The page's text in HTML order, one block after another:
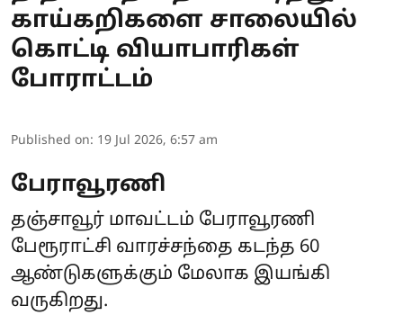
காய்கறிகளை சாலையில்
கொட்டி வியாபாரிகள்
போராட்டம்
Published on: 19 Jul 2026, 6:57 am
பேராவூரணி
தஞ்சாவூர் மாவட்டம் பேராவூரணி
பேரூராட்சி வாரச்சந்தை கடந்த 60
ஆண்டுகளுக்கும் மேலாக இயங்கி
வருகிறது.